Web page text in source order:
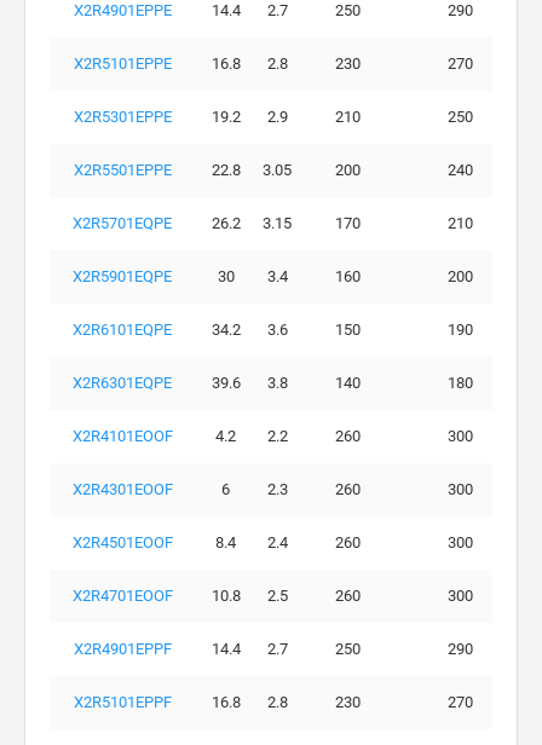
X2R4901EPPE 14.4 2.7 250 290
X2R5101EPPE 16.8 2.8 230 270
X2R5301EPPE 19.2 2.9 210 250
X2R5501EPPE 22.8 3.05 200 240
X2R5701EQPE 26.2 3.15 170 210
X2R5901EQPE 30 3.4 160 200
X2R6101EQPE 34.2 3.6 150 190
X2R6301EQPE 39.6 3.8 140 180
X2R4101EOOF 4.2 2.2 260 300
X2R4301EOOF 6 2.3 260 300
X2R4501EOOF 8.4 2.4 260 300
X2R4701EOOF 10.8 2.5 260 300
X2R4901EPPF 14.4 2.7 250 290
X2R5101EPPF 16.8 2.8 230 270